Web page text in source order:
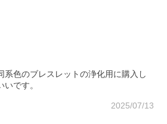
系色のブレスレットの浄化用に購入し
です。
2025/07/13